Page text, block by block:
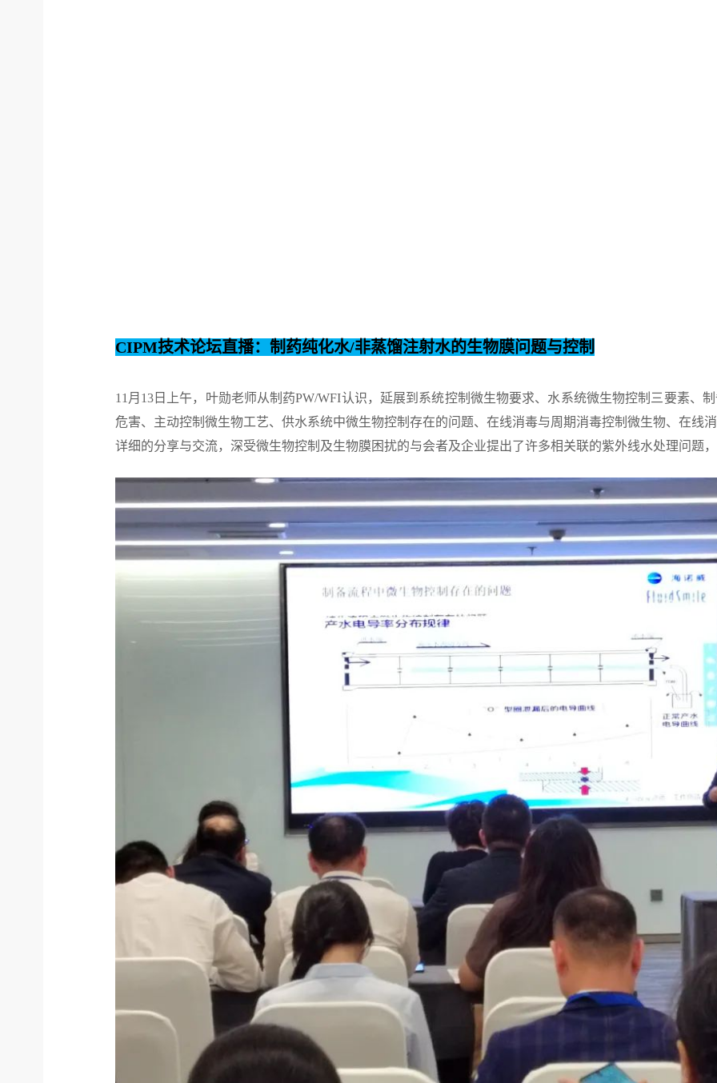
CIPM技术论坛直播：制药纯化水/非蒸馏注射水的生物膜问题与控制
11月13日上午，叶勋老师从制药PW/WFI认识，延展到系统控制微生物要求、水系统微生物控制三要素、
危害、主动控制微生物工艺、供水系统中微生物控制存在的问题、在线消毒与周期消毒控制微生物、在线
详细的分享与交流，深受微生物控制及生物膜困扰的与会者及企业提出了许多相关联的紫外线水处理问题